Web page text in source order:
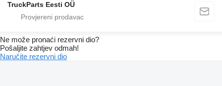
TruckParts Eesti OÜ
Ne može pronaći rezervni dio?
Pošaljite zahtjev odmah!
Naručite rezervni dio